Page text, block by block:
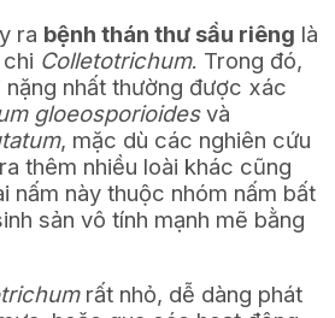
ra bệnh thán thư sầu riêng là
Colletotrichum. Trong đó,
nặng nhất thường được xác
gloeosporioidesvà
, mặc dù các nghiên cứu
thêm nhiều loài khác cũng
nấm này thuộc nhóm nấm bất
sản vô tính mạnh mẽ bằng
rất nhỏ, dễ dàng phát